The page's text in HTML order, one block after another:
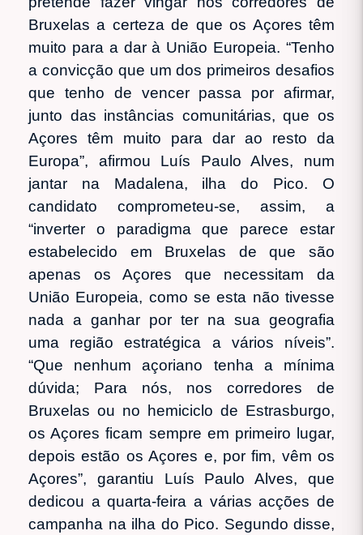
Bruxelas a certeza de que os Açores têm
muito para a dar à União Europeia. “Tenho
a convicção que um dos primeiros desafios
que tenho de vencer passa por afirmar,
junto das instâncias comunitárias, que os
Açores têm muito para dar ao resto da
Europa”, afirmou Luís Paulo Alves, num
jantar na Madalena, ilha do Pico. O
candidato comprometeu-se, assim, a
“inverter o paradigma que parece estar
estabelecido em Bruxelas de que são
apenas os Açores que necessitam da
União Europeia, como se esta não tivesse
nada a ganhar por ter na sua geografia
uma região estratégica a vários níveis”.
“Que nenhum açoriano tenha a mínima
dúvida; Para nós, nos corredores de
Bruxelas ou no hemiciclo de Estrasburgo,
os Açores ficam sempre em primeiro lugar,
depois estão os Açores e, por fim, vêm os
Açores”, garantiu Luís Paulo Alves, que
dedicou a quarta-feira a várias acções de
campanha na ilha do Pico. Segundo disse,